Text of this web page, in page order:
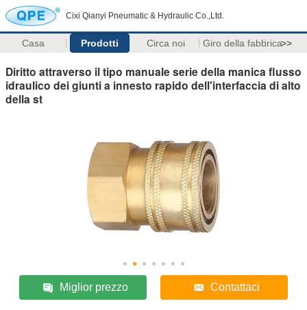
Cixi Qianyi Pneumatic & Hydraulic Co.,Ltd.
Casa Prodotti Circa noi Giro della fabbrica>>
Diritto attraverso il tipo manuale serie della manica flusso
idraulico dei giunti a innesto rapido dell'interfaccia di alto
della st
Miglior prezzo Contattaci